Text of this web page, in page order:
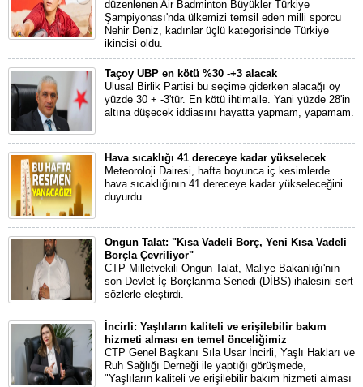
düzenlenen Air Badminton Büyükler Türkiye
Şampiyonası'nda ülkemizi temsil eden milli sporcu
Nehir Deniz, kadınlar üçlü kategorisinde Türkiye
ikincisi oldu.
Taçoy UBP en kötü %30 -+3 alacak
Ulusal Birlik Partisi bu seçime giderken alacağı oy
yüzde 30 + -3'tür. En kötü ihtimalle. Yani yüzde 28'in
altına düşecek iddiasını hayatta yapmam, yapamam.
Hava sıcaklığı 41 dereceye kadar yükselecek
Meteoroloji Dairesi, hafta boyunca iç kesimlerde
hava sıcaklığının 41 dereceye kadar yükseleceğini
duyurdu.
Ongun Talat: "Kısa Vadeli Borç, Yeni Kısa Vadeli
Borçla Çevriliyor"
CTP Milletvekili Ongun Talat, Maliye Bakanlığı'nın
son Devlet İç Borçlanma Senedi (DİBS) ihalesini sert
sözlerle eleştirdi.
İncirli: Yaşlıların kaliteli ve erişilebilir bakım
hizmeti alması en temel önceliğimiz
CTP Genel Başkanı Sıla Usar İncirli, Yaşlı Hakları ve
Ruh Sağlığı Derneği ile yaptığı görüşmede,
"Yaşlıların kaliteli ve erişilebilir bakım hizmeti alması